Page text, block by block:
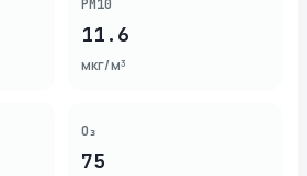
PM10
11.6
мкг/м³
O₃
75